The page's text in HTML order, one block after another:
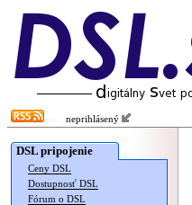
neprihlásený
DSL pripojenie
Ceny DSL
Dostupnosť DSL
Fórum o DSL